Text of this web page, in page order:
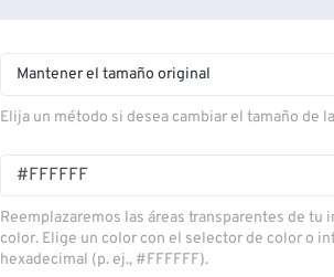
Mantener el tamaño original
Elija un método si desea cambiar el tamaño de
Reemplazaremos las áreas transparentes de tu
color. Elige un color con el selector de color o
hexadecimal (p. ej., #FFFFFF).